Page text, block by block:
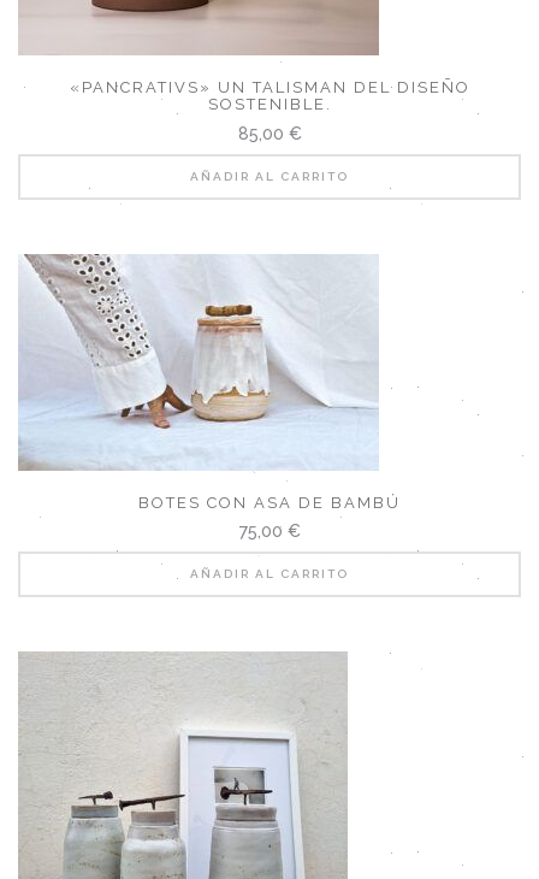
«PANCRATIVS» UN TALISMAN DEL DISEÑO
SOSTENIBLE.
85,00 €
AÑADIR AL CARRITO
BOTES CON ASA DE BAMBÚ
75,00 €
AÑADIR AL CARRITO